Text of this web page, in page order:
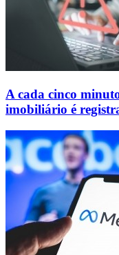
A cada cinco
imobiliário é